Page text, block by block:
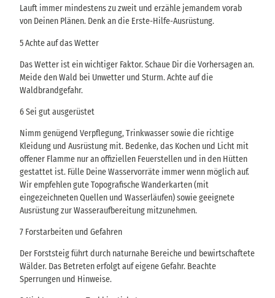
Lauft immer mindestens zu zweit und erzähle jemandem vorab
von Deinen Plänen. Denk an die Erste-Hilfe-Ausrüstung.
5 Achte auf das Wetter
Das Wetter ist ein wichtiger Faktor. Schaue Dir die Vorhersagen an.
Meide den Wald bei Unwetter und Sturm. Achte auf die
Waldbrandgefahr.
6 Sei gut ausgerüstet
Nimm genügend Verpflegung, Trinkwasser sowie die richtige
Kleidung und Ausrüstung mit. Bedenke, das Kochen und Licht mit
offener Flamme nur an offiziellen Feuerstellen und in den Hütten
gestattet ist. Fülle Deine Wasservorräte immer wenn möglich auf.
Wir empfehlen gute Topografische Wanderkarten (mit
eingezeichneten Quellen und Wasserläufen) sowie geeignete
Ausrüstung zur Wasseraufbereitung mitzunehmen.
7 Forstarbeiten und Gefahren
Der Forststeig führt durch naturnahe Bereiche und bewirtschaftete
Wälder. Das Betreten erfolgt auf eigene Gefahr. Beachte
Sperrungen und Hinweise.